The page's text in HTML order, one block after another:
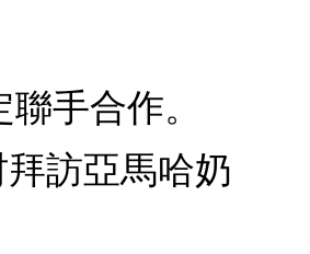
手合作。
訪亞馬哈奶